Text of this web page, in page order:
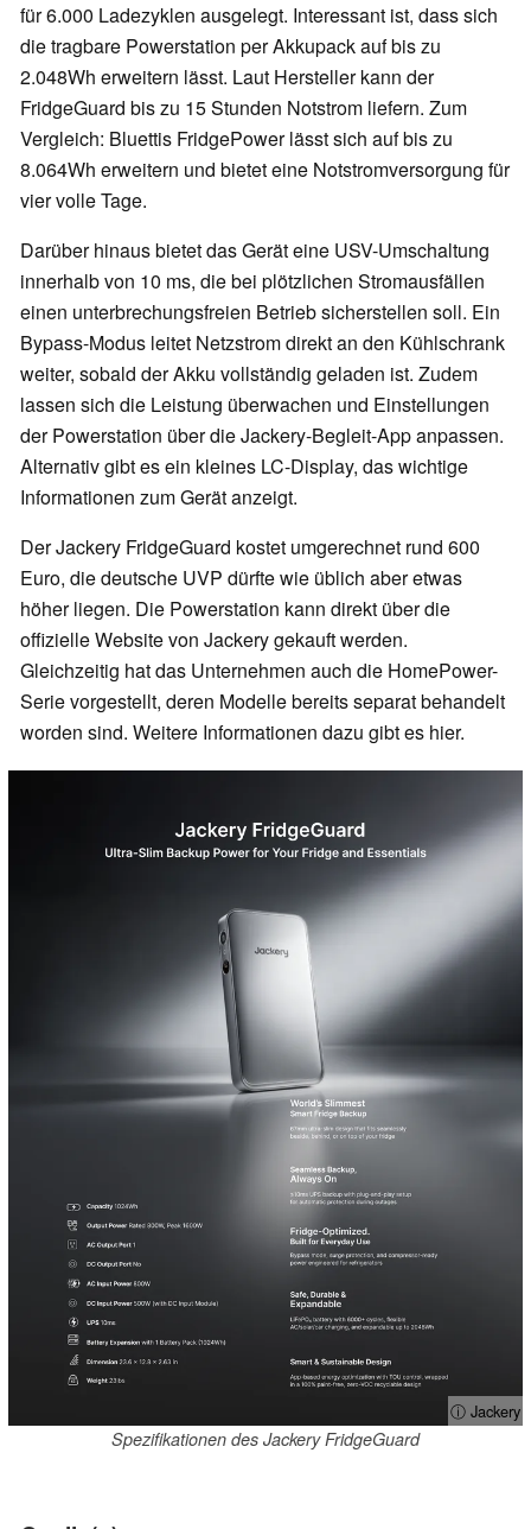
für 6.000 Ladezyklen ausgelegt. Interessant ist, dass sich
die tragbare Powerstation per Akkupack auf bis zu
2.048Wh erweitern lässt. Laut Hersteller kann der
FridgeGuard bis zu 15 Stunden Notstrom liefern. Zum
Vergleich: Bluettis FridgePower lässt sich auf bis zu
8.064Wh erweitern und bietet eine Notstromversorgung für
vier volle Tage.
Darüber hinaus bietet das Gerät eine USV-Umschaltung
innerhalb von 10 ms, die bei plötzlichen Stromausfällen
einen unterbrechungsfreien Betrieb sicherstellen soll. Ein
Bypass-Modus leitet Netzstrom direkt an den Kühlschrank
weiter, sobald der Akku vollständig geladen ist. Zudem
lassen sich die Leistung überwachen und Einstellungen
der Powerstation über die Jackery-Begleit-App anpassen.
Alternativ gibt es ein kleines LC-Display, das wichtige
Informationen zum Gerät anzeigt.
Der Jackery FridgeGuard kostet umgerechnet rund 600
Euro, die deutsche UVP dürfte wie üblich aber etwas
höher liegen. Die Powerstation kann direkt über die
offizielle Website von Jackery gekauft werden.
Gleichzeitig hat das Unternehmen auch die HomePower-
Serie vorgestellt, deren Modelle bereits separat behandelt
worden sind. Weitere Informationen dazu gibt es hier.
ⓘ Jackery
Spezifikationen des Jackery FridgeGuard